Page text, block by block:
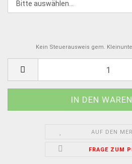
Kein Steuerausweis gem.
AUF DEN
FRAGE ZUM